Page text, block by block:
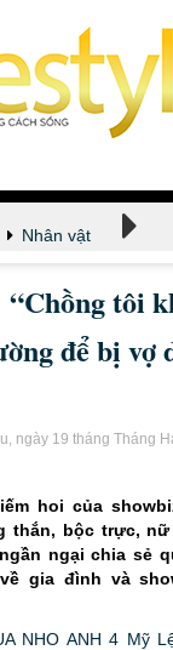
Nhân vật
thời gian
tôi
để bị vợ
ngày 19 tháng Tháng
hoi của
thắn, bộc trực,
ngại chia sẻ
gia đình và